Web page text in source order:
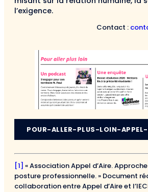
l’exigence.
Contact :
POUR-ALLER-PLUS-LOIN-APPEL-
[1] « Association Appel d’Aire.
posture professionnelle. » Document
collaboration entre Appel d’Aire et